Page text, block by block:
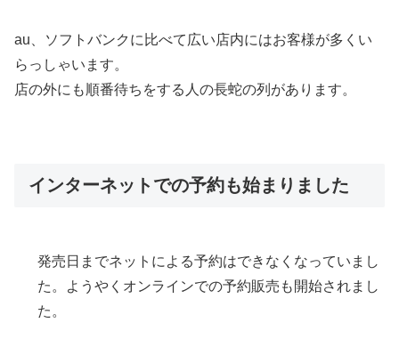
au、ソフトバンクに比べて広い店内にはお客様が多くい
らっしゃいます。
店の外にも順番待ちをする人の長蛇の列があります。
インターネットでの予約も始まりました
発売日までネットによる予約はできなくなっていまし
た。ようやくオンラインでの予約販売も開始されまし
た。